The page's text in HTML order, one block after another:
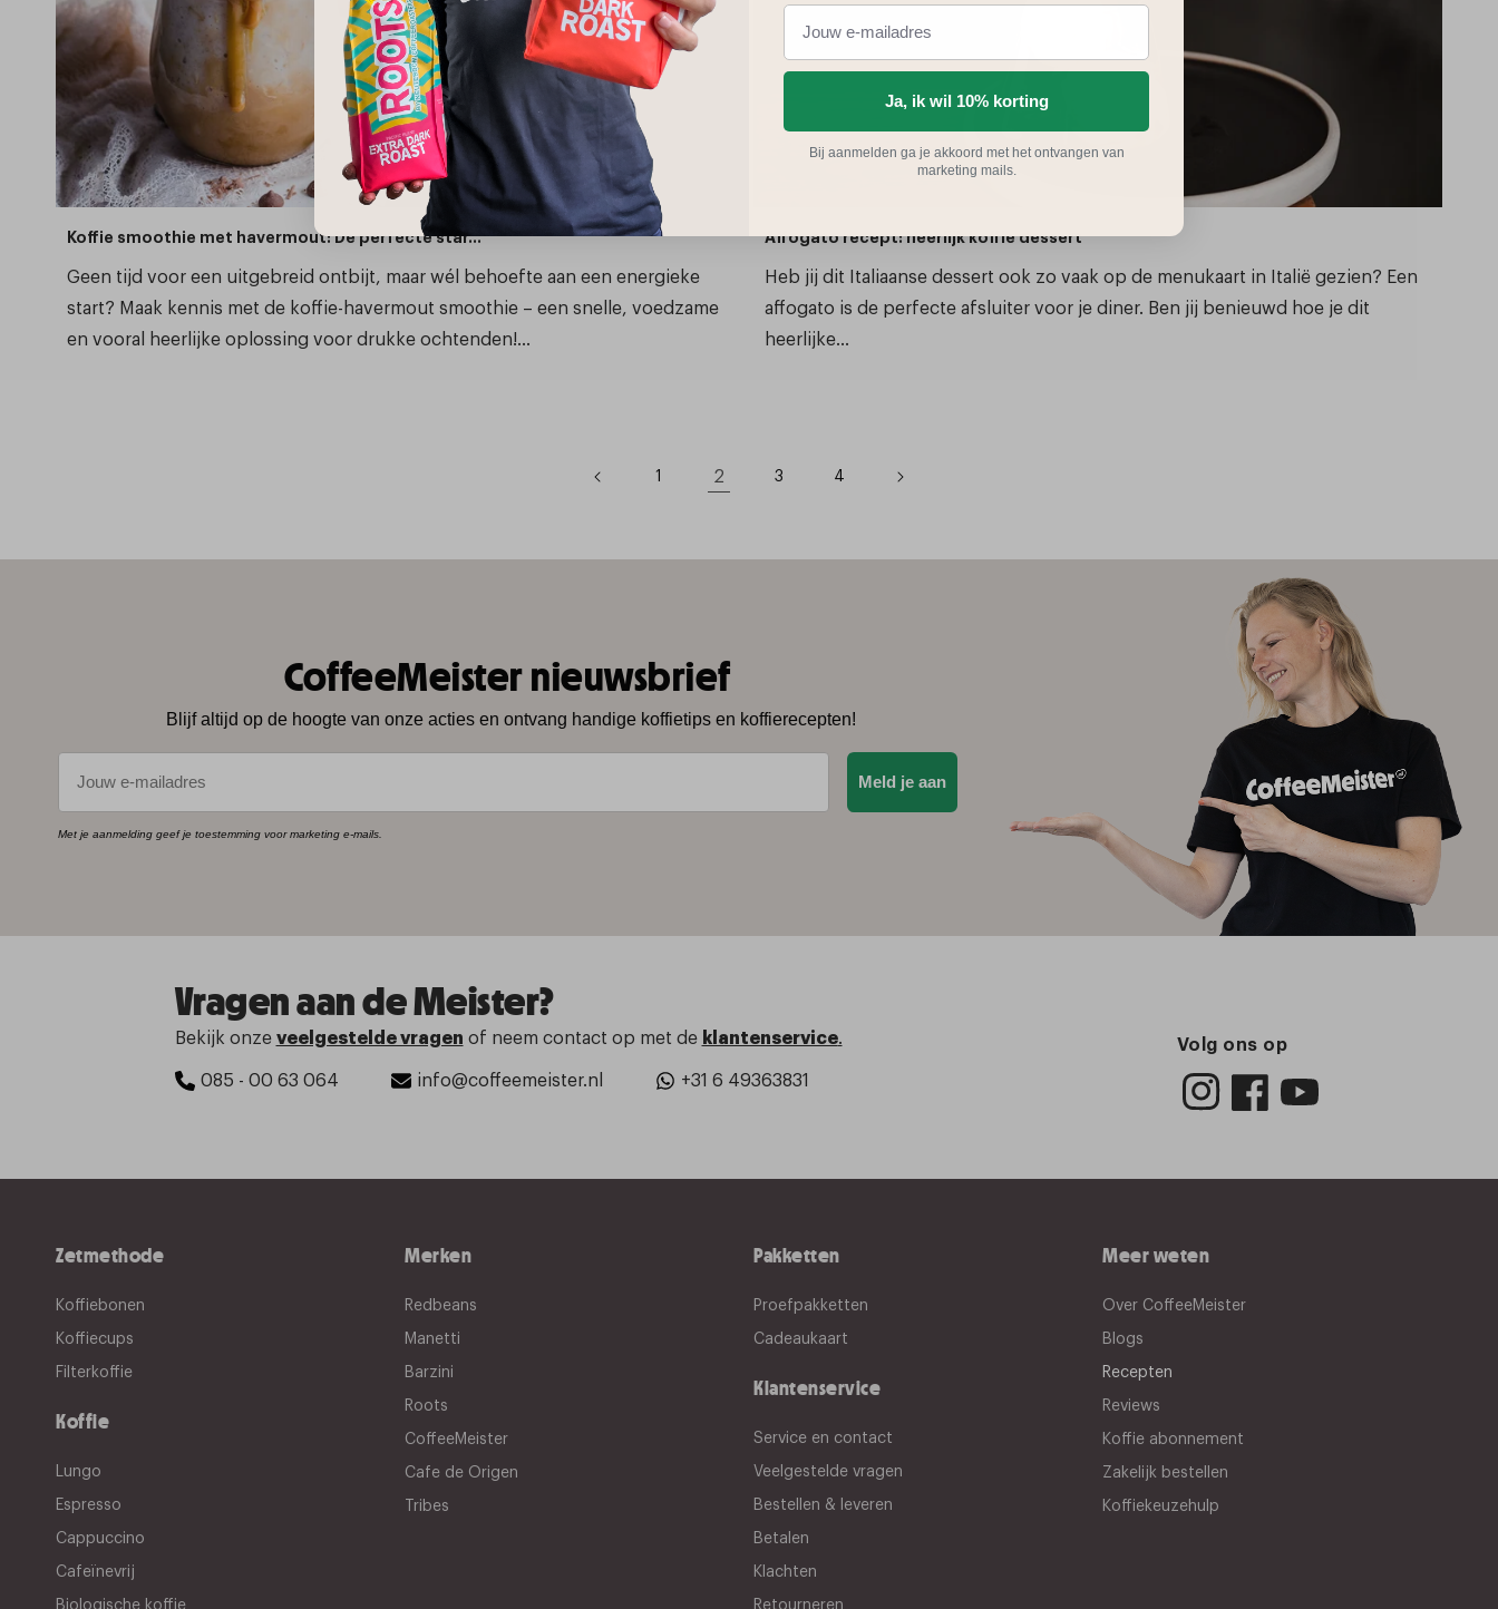
Koffie smoothie met havermout: De perfecte star...
Geen tijd voor een uitgebreid ontbijt, maar wél behoefte aan een energieke
start? Maak kennis met de koffie-havermout smoothie – een snelle, voedzame
en vooral heerlijke oplossing voor drukke ochtenden!...
Affogato recept: heerlijk koffie dessert
Heb jij dit Italiaanse dessert ook zo vaak op de menukaart in Italië gezien? Een
affogato is de perfecte afsluiter voor je diner. Ben jij benieuwd hoe je dit
heerlijke...
1 2 3 4
CoffeeMeister nieuwsbrief
Blijf altijd op de hoogte van onze acties en ontvang handige koffietips en koffierecepten!
E-mail
Meld je aan
Met je aanmelding geef je toestemming voor marketing e-mails.
Vragen aan de Meister?
Bekijk onze veelgestelde vragen of neem contact op met de klantenservice.
085 - 00 63 064 info@coffeemeister.nl +31 6 49363831
Volg ons op
Zetmethode
Koffiebonen
Koffiecups
Filterkoffie
Koffie
Lungo
Espresso
Cappuccino
Cafeïnevrij
Biologische koffie
Merken
Redbeans
Manetti
Barzini
Roots
CoffeeMeister
Cafe de Origen
Tribes
Pakketten
Proefpakketten
Cadeaukaart
Klantenservice
Service en contact
Veelgestelde vragen
Bestellen & leveren
Betalen
Klachten
Retourneren
Meer weten
Over CoffeeMeister
Blogs
Recepten
Reviews
Koffie abonnement
Zakelijk bestellen
Koffiekeuzehulp
Ja, ik wil 10% korting
Bij aanmelden ga je akkoord met het ontvangen van
marketing mails.